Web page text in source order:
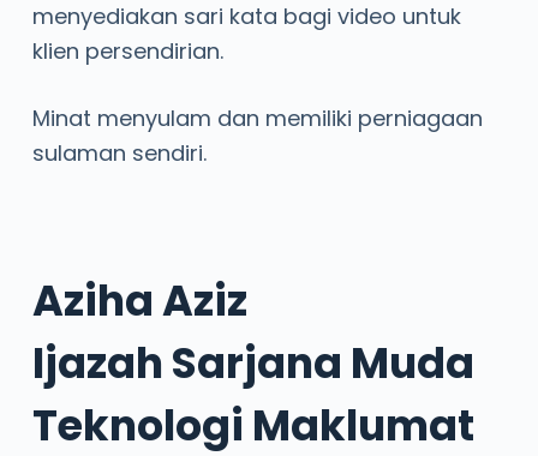
menyediakan sari kata bagi video untuk
klien persendirian.
Minat menyulam dan memiliki perniagaan
sulaman sendiri.
Aziha Aziz
Ijazah Sarjana Muda
Teknologi Maklumat